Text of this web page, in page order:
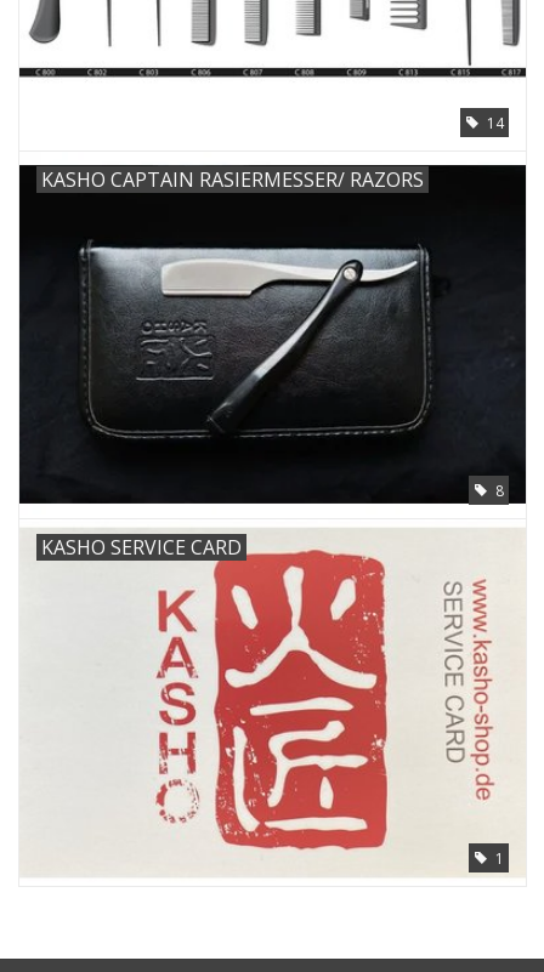
14
KASHO CAPTAIN RASIERMESSER/ RAZORS
8
KASHO SERVICE CARD
1